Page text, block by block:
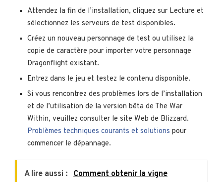
Attendez la fin de l’installation, cliquez sur Lecture et
sélectionnez les serveurs de test disponibles.
Créez un nouveau personnage de test ou utilisez la
copie de caractère pour importer votre personnage
Dragonflight existant.
Entrez dans le jeu et testez le contenu disponible.
Si vous rencontrez des problèmes lors de l’installation
et de l’utilisation de la version bêta de The War
Within, veuillez consulter le site Web de Blizzard.
Problèmes techniques courants et solutions pour
commencer le dépannage.
A lire aussi :
Comment obtenir la vigne